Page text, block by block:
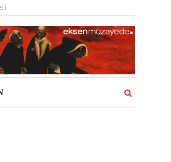
vakası kadim tanrıları nasıl komplo kanıtına